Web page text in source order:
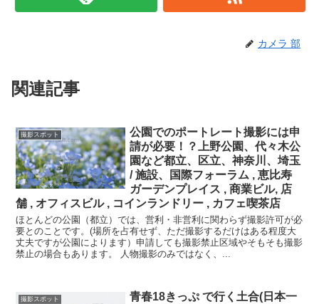
カメラ 部
関連記事
撮影スポット
公園でのポートレート撮影には申
請が必要！？上野公園、代々木公
園など都立、区立、神奈川、埼玉
/ 施設、国際フォーラム , 恵比寿
ガーデンプレイス , 商業ビル, 店
舗 , オフィスビル , コインランドリー , カフェ喫茶店
ほとんどの公園（都立）では、営利・非営利に関わらず撮影許可が必
要とのことです。(場所を占有せず、ただ撮影するだけはある程度大
丈夫ですが公園によります）申請しても撮影禁止区域やそもそも撮影
禁止の場合もあります。 人物撮影のみではなく、...
撮影スポット
青春18きっぷ で行く土合(日本一